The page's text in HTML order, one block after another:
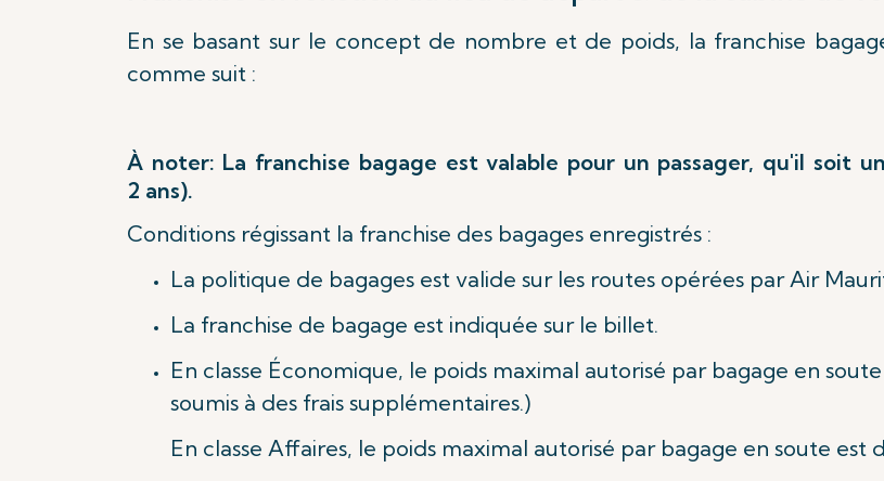
En se basant sur le concept de nombre et de poids, la franchise
comme suit :
À noter: La franchise bagage est valable pour un passager, qu'il soit
2 ans).
Conditions régissant la franchise des bagages enregistrés :
La politique de bagages est valide sur les routes opérées par Air
La franchise de bagage est indiquée sur le billet.
En classe Économique, le poids maximal autorisé par bagage en
soumis à des frais supplémentaires.)
En classe Affaires, le poids maximal autorisé par bagage en soute est